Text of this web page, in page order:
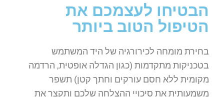
הבטיחו לעצמכם את
הטיפול הטוב ביותר
בחירת מומחה לכירורגיה של היד המשתמש
בטכניקות מתקדמות (כגון הגדלה אופטית, הרדמה
מקומית ללא חסם עורקים וחתך קטן) תשפר
משמעותית את סיכויי ההצלחה שלכם ותקצר את